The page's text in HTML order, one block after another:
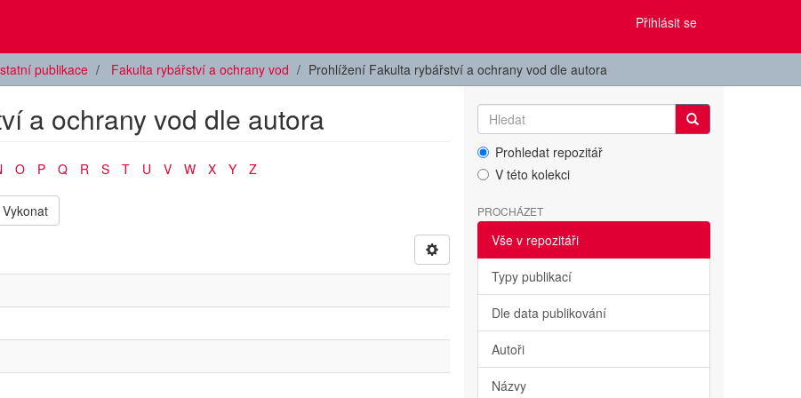
Přihlásit se
publikace Fakulta rybářství a ochrany vod Prohlížení Fakulta rybářství a ochrany vod dle autora
a ochrany vod dle autora
O P Q R S T U V W X Y Z
Vykonat
Prohledat repozitář
V této kolekci
PROCHÁZET
Vše v repozitáři
Typy publikací
Dle data publikování
Autoři
Názvy